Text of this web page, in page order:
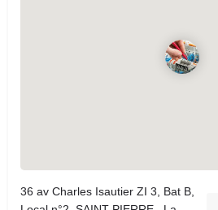
36 av Charles Isautier ZI 3, Bat B,